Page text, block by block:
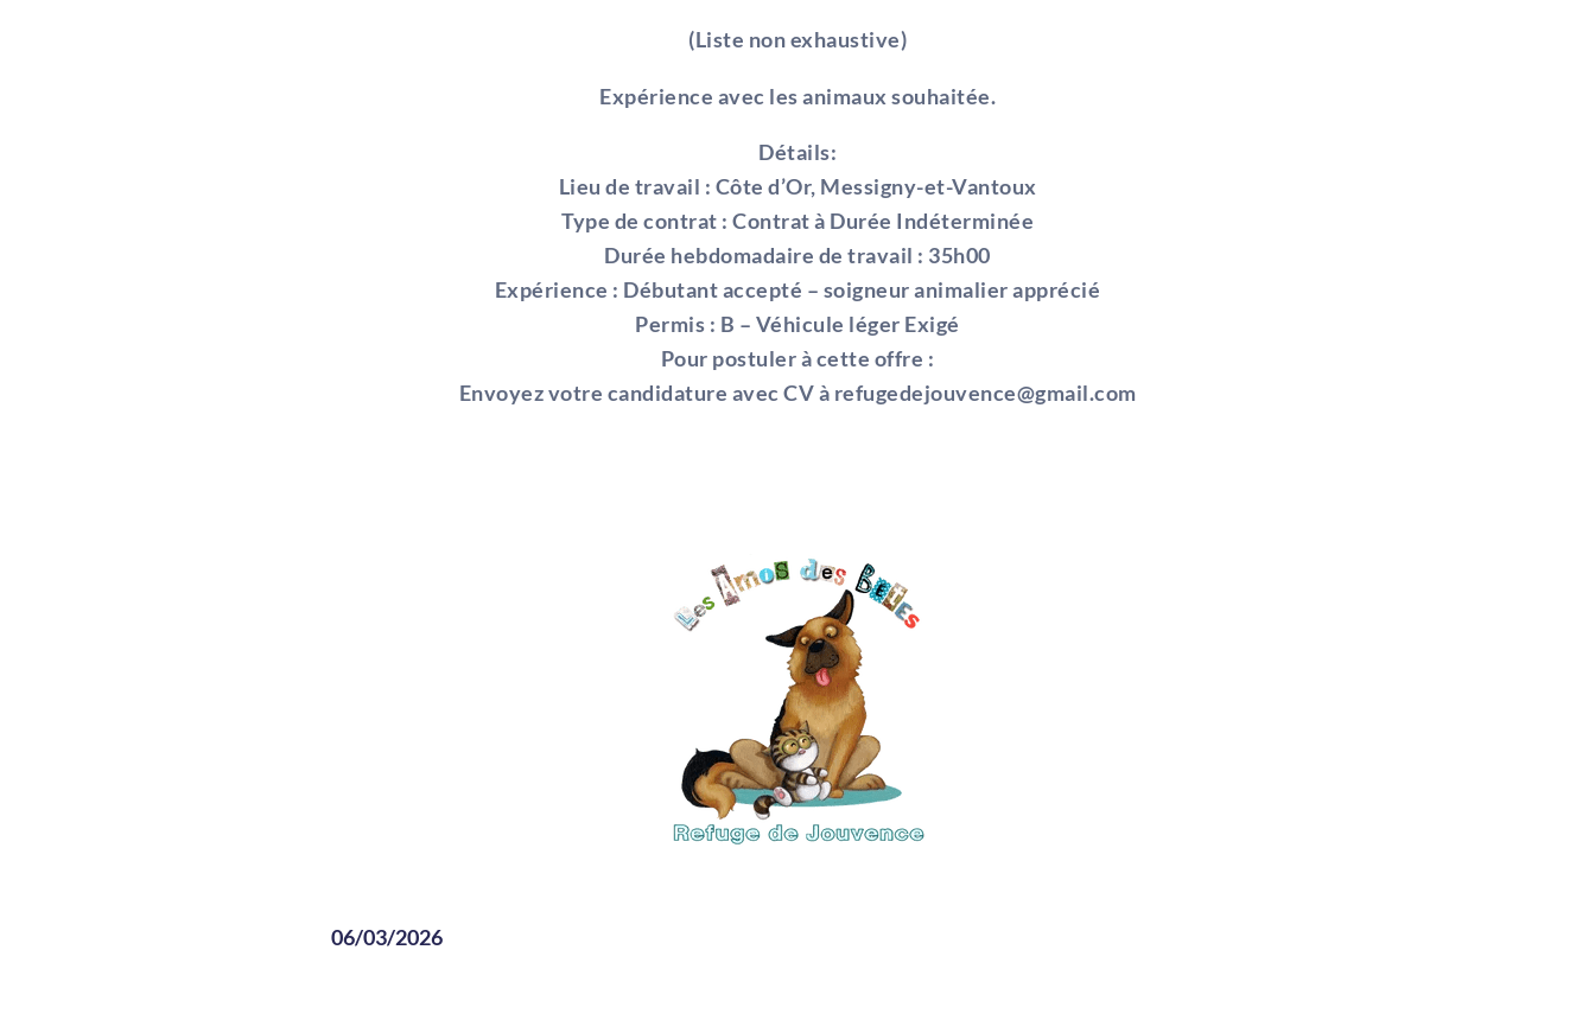
(Liste non exhaustive)
Expérience avec les animaux souhaitée.
Détails:
Lieu de travail : Côte d’Or, Messigny-et-Vantoux
Type de contrat : Contrat à Durée Indéterminée
Durée hebdomadaire de travail : 35h00
Expérience : Débutant accepté – soigneur animalier apprécié
Permis : B – Véhicule léger Exigé
Pour postuler à cette offre :
Envoyez votre candidature avec CV à refugedejouvence@gmail.com
06/03/2026